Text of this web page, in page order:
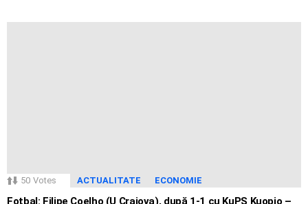
50 Votes ACTUALITATE ECONOMIE
Fotbal: Filipe Coelho (U Craiova), după 1-1 cu KuPS Kuopio –